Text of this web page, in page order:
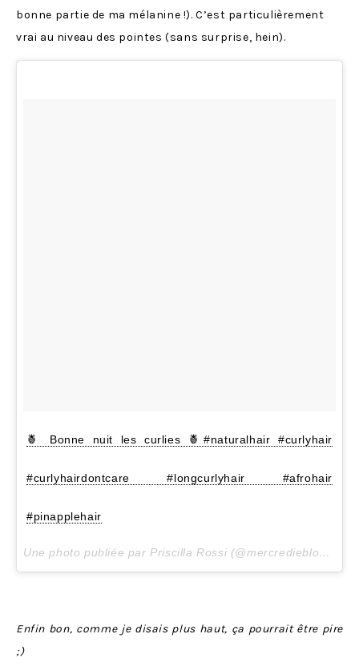
bonne partie de ma mélanine !). C’est particulièrement
vrai au niveau des pointes (sans surprise, hein).
🍍 Bonne nuit les curlies 🍍#naturalhair #curlyhair
#curlyhairdontcare #longcurlyhair #afrohair
#pinapplehair
Une photo publiée par Priscilla Rossi (@mercredieblog) le
Enfin bon, comme je disais plus haut, ça pourrait être pire
;)